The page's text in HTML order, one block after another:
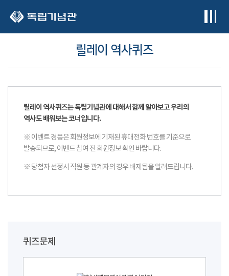
릴레이 역사퀴즈
릴레이 역사퀴즈는 독립기념관에 대해서 함께 알아보고 우리의
역사도 배워보는 코너입니다.
※ 이벤트 경품은 회원정보에 기재된 휴대전화 번호를 기준으로
발송되므로, 이벤트 참여 전 회원정보 확인 바랍니다.
※ 당첨자 선정시 직원 등 관계자의 경우 배제됨을 알려드립니다.
퀴즈문제